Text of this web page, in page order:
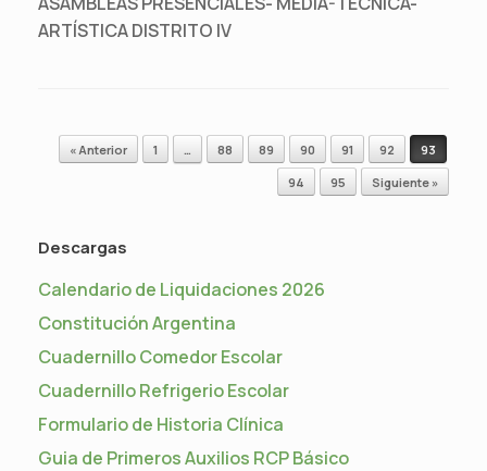
ARTÍSTICA DISTRITO IV
Navegador de artículos
« Anterior 1 … 88 89 90 91 92
93
94
95 Siguiente »
Descargas
Calendario de Liquidaciones 2026
Constitución Argentina
Cuadernillo Comedor Escolar
Cuadernillo Refrigerio Escolar
Formulario de Historia Clínica
Guia de Primeros Auxilios RCP Básico